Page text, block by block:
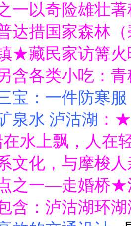
一以奇险雄壮
达措国家森林
★藏民家访篝
含各类小吃：
宝：一件防寒
泉水 泸沽湖 ：
水上飘，人在
文化，与摩梭
之一—走婚桥★
含：泸沽湖环